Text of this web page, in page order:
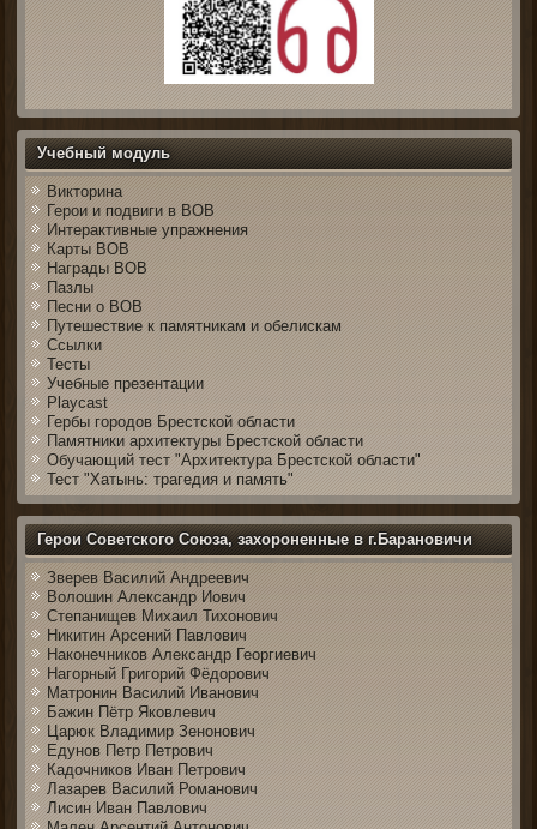
Учебный модуль
Викторина
Герои и подвиги в ВОВ
Интерактивные упражнения
Карты ВОВ
Награды ВОВ
Пазлы
Песни о ВОВ
Путешествие к памятникам и обелискам
Ссылки
Тесты
Учебные презентации
Playcast
Гербы городов Брестской области
Памятники архитектуры Брестской области
Обучающий тест "Архитектура Брестской области"
Тест "Хатынь: трагедия и память"
Герои Советского Союза, захороненные в г.Барановичи
Зверев Василий Андреевич
Волошин Александр Иович
Степанищев Михаил Тихонович
Никитин Арсений Павлович
Наконечников Александр Георгиевич
Нагорный Григорий Фёдорович
Матронин Василий Иванович
Бажин Пётр Яковлевич
Царюк Владимир Зенонович
Едунов Петр Петрович
Кадочников Иван Петрович
Лазарев Василий Романович
Лисин Иван Павлович